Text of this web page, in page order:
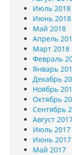
Июль 2018
Июнь 2018
Май 2018
Апрель
Март 2018
Февраль
Январь
Декабрь
Ноябрь
Октябрь
Сентябрь
Август
Июль 2017
Июнь 2017
Май 2017